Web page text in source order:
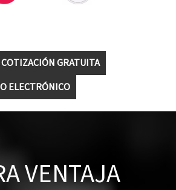
GRATUITA
ELECTRÓNICO
VENTAJA